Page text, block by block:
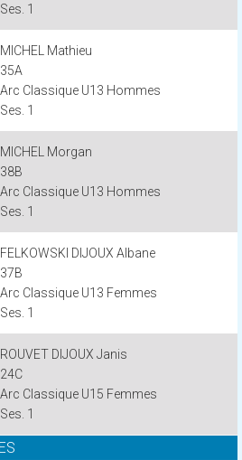
Ses. 1
MICHEL Mathieu
35A
Arc Classique U13 Hommes
Ses. 1
MICHEL Morgan
38B
Arc Classique U13 Hommes
Ses. 1
FELKOWSKI DIJOUX Albane
37B
Arc Classique U13 Femmes
Ses. 1
ROUVET DIJOUX Janis
24C
Arc Classique U15 Femmes
Ses. 1